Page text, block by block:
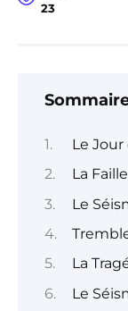
23
Le Jour
La
Le
La
Le